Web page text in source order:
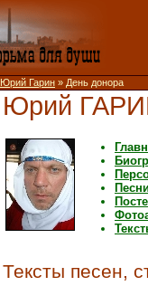
Юрий Гарин » День донора
Юрий
Тексты песен,